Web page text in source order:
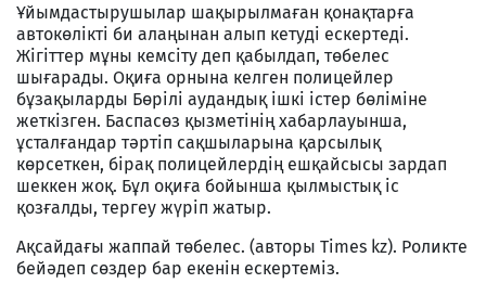
Ұйымдастырушылар шақырылмаған қонақтарға
автокөлікті би алаңынан алып кетуді ескертеді.
Жігіттер мұны кемсіту деп қабылдап, төбелес
шығарады. Оқиға орнына келген полицейлер
бұзақыларды Бөрілі аудандық ішкі істер бөліміне
жеткізген. Баспасөз қызметінің хабарлауынша,
ұсталғандар тәртіп сақшыларына қарсылық
көрсеткен, бірақ полицейлердің ешқайсысы зардап
шеккен жоқ. Бұл оқиға бойынша қылмыстық іс
қозғалды, тергеу жүріп жатыр.
Ақсайдағы жаппай төбелес. (авторы Times kz). Роликте
бейәдеп сөздер бар екенін ескертеміз.